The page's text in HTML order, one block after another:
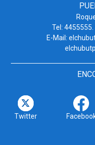
Tel:
E-Mail:
Twitter